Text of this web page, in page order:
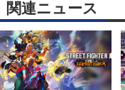
関連ニュース